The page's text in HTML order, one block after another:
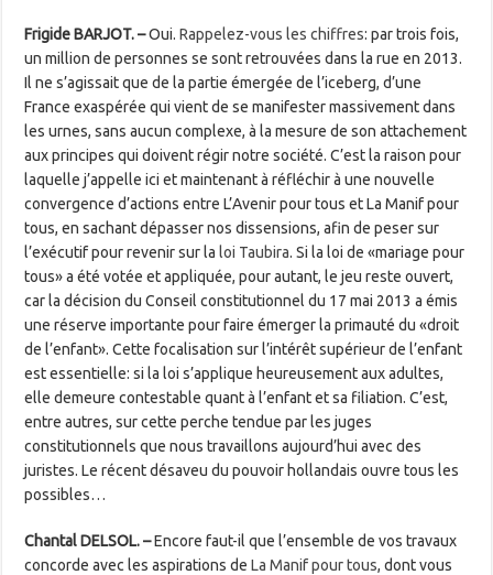
Frigide BARJOT. –Oui. Rappelez-vous les chiffres: par trois fois,
un million de personnes se sont retrouvées dans la rue en 2013.
Il ne s’agissait que de la partie émergée de l’iceberg, d’une
France exaspérée qui vient de se manifester massivement dans
les urnes, sans aucun complexe, à la mesure de son attachement
aux principes qui doivent régir notre société. C’est la raison pour
laquelle j’appelle ici et maintenant à réfléchir à une nouvelle
convergence d’actions entre L’Avenir pour tous et La Manif pour
tous, en sachant dépasser nos dissensions, afin de peser sur
l’exécutif pour revenir sur la loi Taubira. Si la loi de «mariage pour
tous» a été votée et appliquée, pour autant, le jeu reste ouvert,
car la décision du Conseil constitutionnel du 17 mai 2013 a émis
une réserve importante pour faire émerger la primauté du «droit
de l’enfant». Cette focalisation sur l’intérêt supérieur de l’enfant
est essentielle: si la loi s’applique heureusement aux adultes,
elle demeure contestable quant à l’enfant et sa filiation. C’est,
entre autres, sur cette perche tendue par les juges
constitutionnels que nous travaillons aujourd’hui avec des
juristes. Le récent désaveu du pouvoir hollandais ouvre tous les
possibles…
Chantal DELSOL. –Encore faut-il que l’ensemble de vos travaux
concorde avec les aspirations deLa Manif pour tous, dont vous